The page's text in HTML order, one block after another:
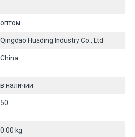
оптом
Qingdao Huading Industry Co., Ltd
China
в наличии
50
0.00 kg